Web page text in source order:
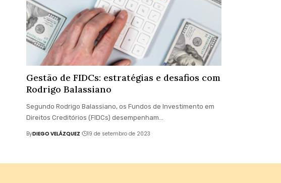
Gestão de FIDCs: estratégias e desafios com
Rodrigo Balassiano
Segundo Rodrigo Balassiano, os Fundos de Investimento em
Direitos Creditórios (FIDCs) desempenham…
ByDIEGO VELÁZQUEZ 19 de setembro de 2023